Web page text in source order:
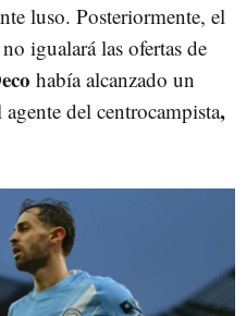
luso. Posteriormente, el
igualará las ofertas de
había alcanzado un
del centrocampista,